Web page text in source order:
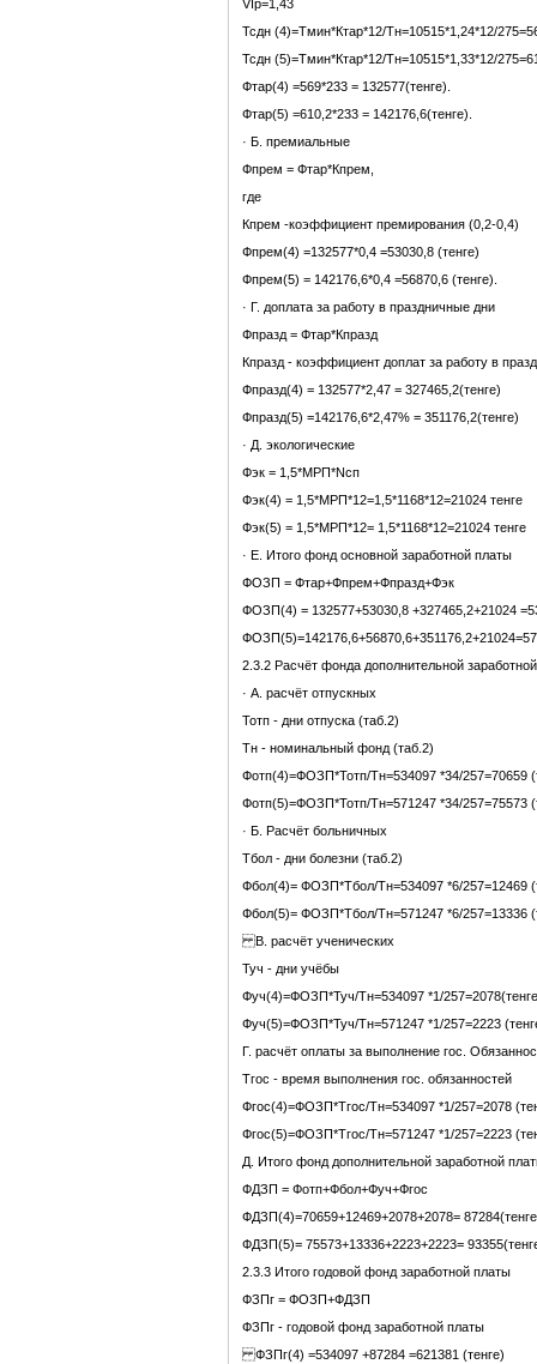
VIр=1,43
Тсдн (4)=Тмин*Ктар*12/Тн=10515*1,24*12/
Тсдн (5)=Тмин*Ктар*12/Тн=10515*1,33*12/
Фтар(4) =569*233 = 132577(тенге).
Фтар(5) =610,2*233 = 142176,6(тенге).
· Б. премиальные
Фпрем = Фтар*Кпрем,
где
Кпрем -коэффициент премирования (0,2-0,4)
Фпрем(4) =132577*0,4 =53030,8 (тенге)
Фпрем(5) = 142176,6*0,4 =56870,6 (тенге).
· Г. доплата за работу в праздничные дни
Фпразд = Фтар*Кпразд
Кпразд - коэффициент доплат за работу в
Фпразд(4) = 132577*2,47 = 327465,2(тенге)
Фпразд(5) =142176,6*2,47% = 351176,2(тенге)
· Д. экологические
Фэк = 1,5*МРП*Nсп
Фэк(4) = 1,5*МРП*12=1,5*1168*12=21024 тенге
Фэк(5) = 1,5*МРП*12= 1,5*1168*12=21024 тенге
· Е. Итого фонд основной заработной платы
ФОЗП = Фтар+Фпрем+Фпразд+Фэк
ФОЗП(4) = 132577+53030,8 +327465,2+21024
2.3.2 Расчёт фонда дополнительной
· А. расчёт отпускных
Тотп - дни отпуска (таб.2)
Тн - номинальный фонд (таб.2)
Фотп(4)=ФОЗП*Тотп/Тн=534097 *34/257=70659
Фотп(5)=ФОЗП*Тотп/Тн=571247 *34/257=75573
· Б. Расчёт больничных
Тбол - дни болезни (таб.2)
Фбол(4)= ФОЗП*Тбол/Тн=534097 *6/257=12469
Фбол(5)= ФОЗП*Тбол/Тн=571247 *6/257=13336
В. расчёт ученических
Туч - дни учёбы
Фуч(4)=ФОЗП*Туч/Тн=534097 *1/
Фуч(5)=ФОЗП*Туч/Тн=571247 *1/257=2223
Г. расчёт оплаты за выполнение гос.
Тгос - время выполнения гос. обязанностей
Фгос(4)=ФОЗП*Тгос/Тн=534097 *1/257=2078
Фгос(5)=ФОЗП*Тгос/Тн=571247 *1/257=2223
Д. Итого фонд дополнительной заработной
ФДЗП = Фотп+Фбол+Фуч+Фгос
ФДЗП(4)=70659+12469+2078+2078=
ФДЗП(5)= 75573+13336+2223+2223=
2.3.3 Итого годовой фонд заработной платы
ФЗПг = ФОЗП+ФДЗП
ФЗПг - годовой фонд заработной платы
ФЗПг(4) =534097 +87284 =621381 (тенге)